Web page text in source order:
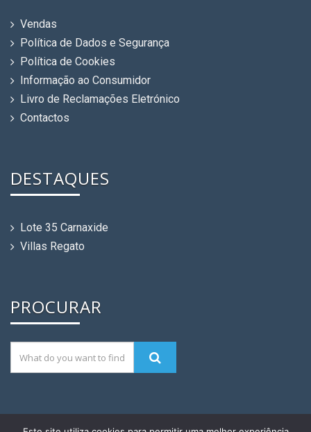
Vendas
Política de Dados e Segurança
Política de Cookies
Informação ao Consumidor
Livro de Reclamações Eletrónico
Contactos
DESTAQUES
Lote 35 Carnaxide
Villas Regato
PROCURAR